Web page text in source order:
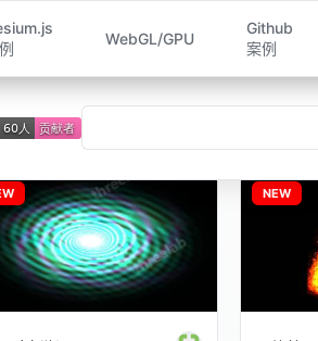
WebGL/GPU
Github
案例
技术实例资料库
NEW